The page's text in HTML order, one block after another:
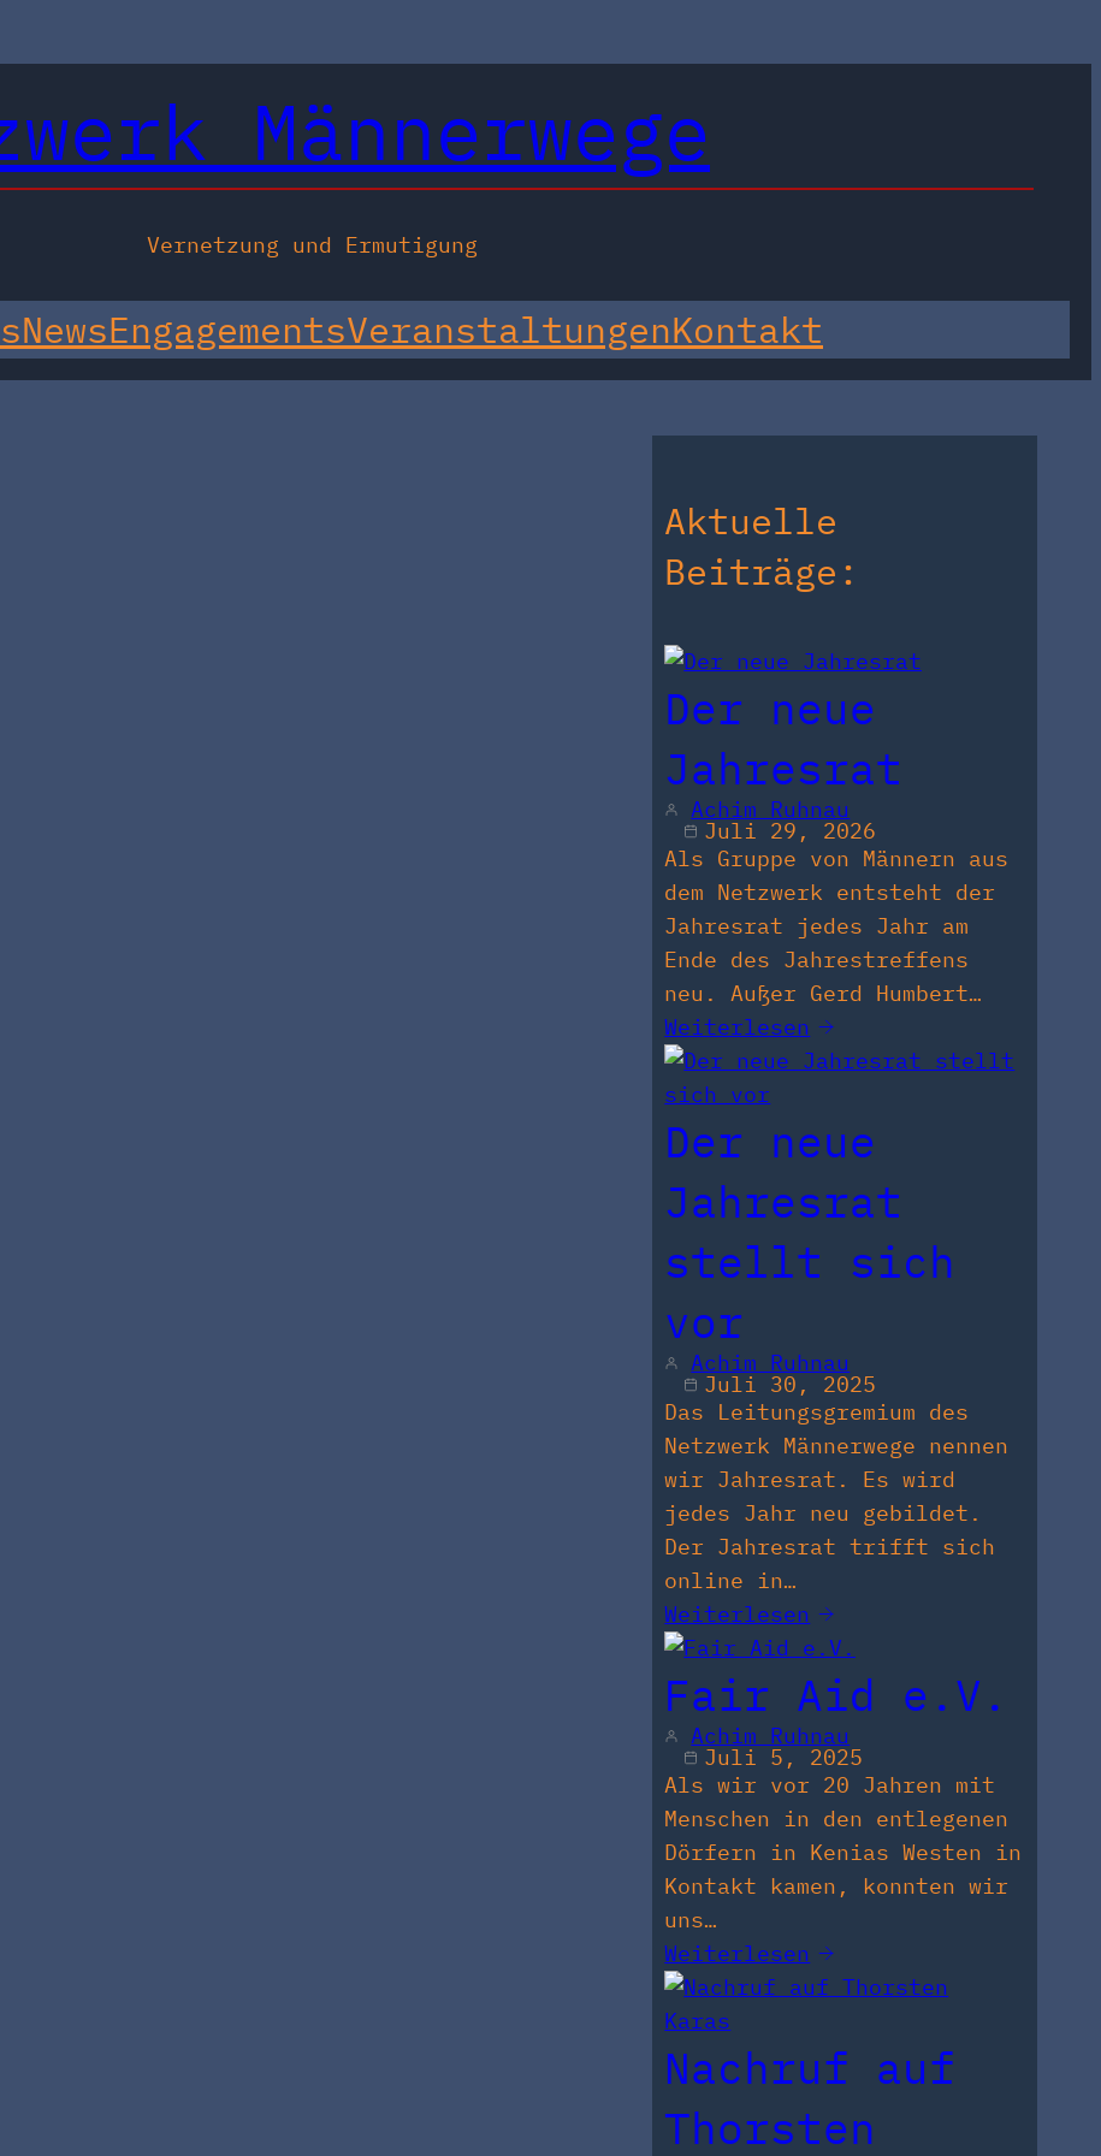
Männerwege
Vernetzung und Ermutigung
NewsEngagementsVeranstaltungenKontakt
Aktuelle
Beiträge:
Der neue
Jahresrat
Achim Ruhnau
Juli 29, 2026
Als Gruppe von Männern aus
dem Netzwerk entsteht der
Jahresrat jedes Jahr am
Ende des Jahrestreffens
neu. Außer Gerd Humbert…
Weiterlesen
Der neue
Jahresrat
stellt sich
vor
Achim Ruhnau
Juli 30, 2025
Das Leitungsgremium des
Netzwerk Männerwege nennen
wir Jahresrat. Es wird
jedes Jahr neu gebildet.
Der Jahresrat trifft sich
online in…
Weiterlesen
Fair Aid e.V.
Achim Ruhnau
Juli 5, 2025
Als wir vor 20 Jahren mit
Menschen in den entlegenen
Dörfern in Kenias Westen in
Kontakt kamen, konnten wir
uns…
Weiterlesen
Nachruf auf
Thorsten